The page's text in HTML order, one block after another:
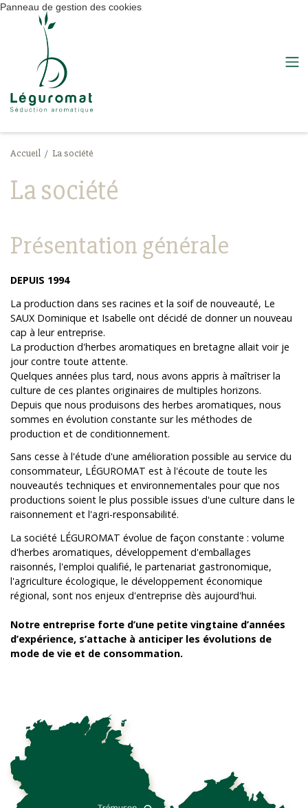
Accueil La société
La société
Présentation générale
DEPUIS 1994
La production dans ses racines et la soif de nouveauté, Le
SAUX Dominique et Isabelle ont décidé de donner un nouveau
cap à leur entreprise.
La production d'herbes aromatiques en bretagne allait voir je
jour contre toute attente.
Quelques années plus tard, nous avons appris à maîtriser la
culture de ces plantes originaires de multiples horizons.
Depuis que nous produisons des herbes aromatiques, nous
sommes en évolution constante sur les méthodes de
production et de conditionnement.
Sans cesse à l'étude d'une amélioration possible au service du
consommateur, LÉGUROMAT est à l'écoute de toute les
nouveautés techniques et environnementales pour que nos
productions soient le plus possible issues d'une culture dans le
raisonnement et l'agri-responsabilité.
La société LÉGUROMAT évolue de façon constante : volume
d'herbes aromatiques, développement d'emballages
raisonnés, l'emploi qualifié, le partenariat gastronomique,
l'agriculture écologique, le développement économique
régional, sont nos enjeux d'entreprise dès aujourd'hui.
Notre entreprise forte d’une petite vingtaine d’années
d’expérience, s’attache à anticiper les évolutions de
mode de vie et de consommation.
Panneau de gestion des cookies